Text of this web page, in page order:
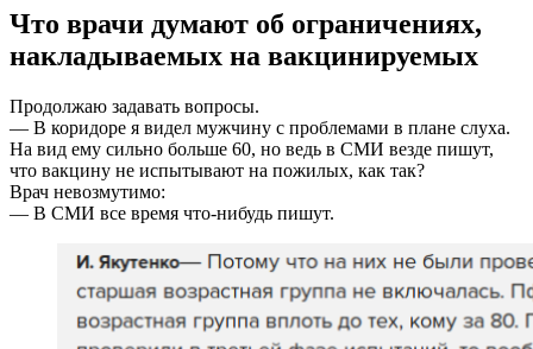
Что врачи думают об ограничениях,
накладываемых на вакцинируемых
Продолжаю задавать вопросы.
— В коридоре я видел мужчину с проблемами в плане слуха.
На вид ему сильно больше 60, но ведь в СМИ везде пишут,
что вакцину не испытывают на пожилых, как так?
Врач невозмутимо:
— В СМИ все время что-нибудь пишут.